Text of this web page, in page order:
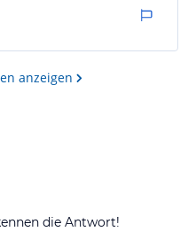
Danach geht es in
Die Wanderungen
jetzt…
anzeigen
die Antwort!